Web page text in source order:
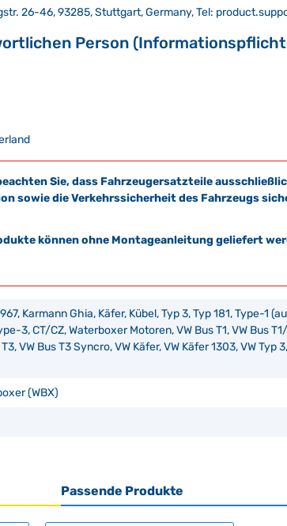
26-46, 93285, Stuttgart, Germany, Tel:
Person
Sie, dass Fahrzeugersatzteile
sowie die Verkehrssicherheit des Fahrzeugs
können ohne Montageanleitung geliefert
Karmann Ghia, Käfer, Kübel, Typ 3, Typ 181, Type-1
3, CT/CZ, Waterboxer Motoren, VW Bus T1, VW Bus
VW Bus T3 Syncro, VW Käfer, VW Käfer 1303, VW Typ
(WBX)
Passende Produkte